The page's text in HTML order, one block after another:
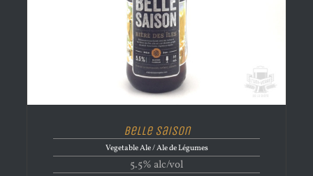
Belle Saison
Vegetable Ale / Ale de Légumes
5.5% alc/vol